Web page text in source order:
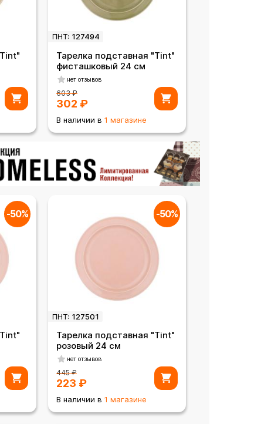
ПНТ: 127494
Тарелка подставная "Tint"
фисташковый 24 см
нет отзывов
603₽
302 ₽
В наличии в 1 магазине
-50%
ПНТ: 127501
-50%
Тарелка подставная "Tint"
розовый 24 см
нет отзывов
445₽
223 ₽
В наличии в 1 магазине